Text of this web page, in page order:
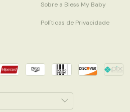
Sobre a Bless My Baby
Políticas de Privacidade